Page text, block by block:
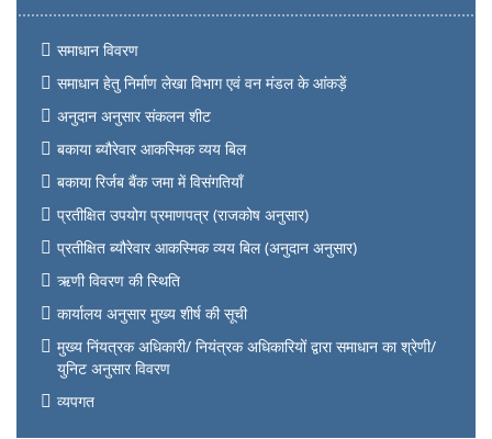
समाधान विवरण
समाधान हेतु निर्माण लेखा विभाग एवं वन मंडल के आंकड़ें
अनुदान अनुसार संकलन शीट
बकाया ब्यौरेवार आकस्मिक व्यय बिल
बकाया रिर्जब बैंक जमा में विसंगतियाँ
प्रतीक्षित उपयोग प्रमाणपत्र (राजकोष अनुसार)
प्रतीक्षित ब्यौरेवार आकस्मिक व्यय बिल (अनुदान अनुसार)
ऋणी विवरण की स्थिति
कार्यालय अनुसार मुख्य शीर्ष की सूची
मुख्य निंयत्रक अधिकारी/ नियंत्रक अधिकारियों द्वारा समाधान का श्रेणी/
युनिट अनुसार विवरण
व्यपगत